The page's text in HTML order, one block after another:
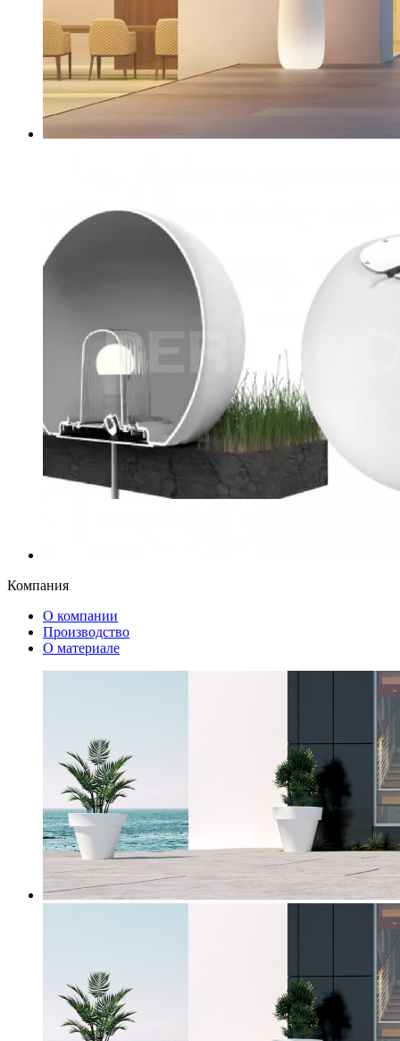
Компания
О компании
Производство
О материале